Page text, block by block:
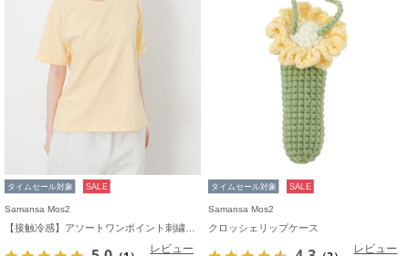
タイムセール対象 SALE
Samansa Mos2
レビュー
タイムセール対象 SALE
Samansa Mos2
クロッシェリップケース
レビュー